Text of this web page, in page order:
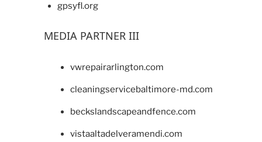
gpsyfl.org
MEDIA PARTNER III
vwrepairarlington.com
cleaningservicebaltimore-md.com
beckslandscapeandfence.com
vistaaltadelveramendi.com